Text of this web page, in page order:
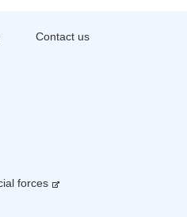
Contact us
forces